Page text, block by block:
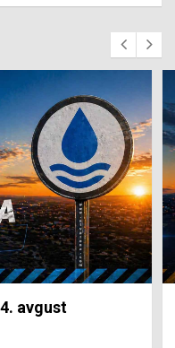
avgust